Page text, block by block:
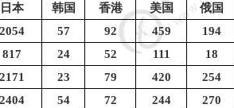
日本 韩国 香港 美国 俄国
2054 57 92 459 194
817 24 52 111 18
2171 23 79 420
254
2404 54 72 244
270